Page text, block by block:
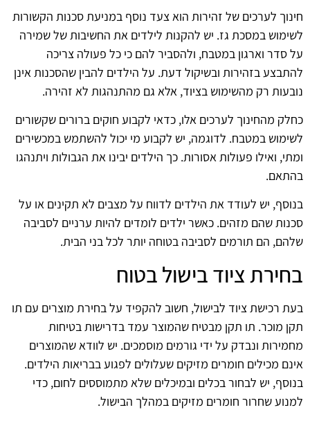
חינוך לערכים של זהירות הוא צעד נוסף במניעת סכנות הקשורות
לשימוש במסכת גז. יש להקנות לילדים את החשיבות של שמירה
על סדר וארגון במטבח, ולהסביר להם כי כל פעולה צריכה
להתבצע בזהירות ובשיקול דעת. על הילדים להבין שהסכנות אינן
נובעות רק מהשימוש בציוד, אלא גם מהתנהגות לא זהירה.
כחלק מהחינוך לערכים אלו, כדאי לקבוע חוקים ברורים שקשורים
לשימוש במטבח. לדוגמה, יש לקבוע מי יכול להשתמש במכשירים
ומתי, ואילו פעולות אסורות. כך הילדים יבינו את הגבולות ויתנהגו
בהתאם.
בנוסף, יש לעודד את הילדים לדווח על מצבים לא תקינים או על
סכנות שהם מזהים. כאשר ילדים לומדים להיות ערניים לסביבה
שלהם, הם תורמים לסביבה בטוחה יותר לכל בני הבית.
בחירת ציוד בישול בטוח
בעת רכישת ציוד לבישול, חשוב להקפיד על בחירת מוצרים עם תו
תקן מוכר. תו תקן מבטיח שהמוצר עמד בדרישות בטיחות
מחמירות ונבדק על ידי גורמים מוסמכים. יש לוודא שהמוצרים
אינם מכילים חומרים מזיקים שעלולים לפגוע בבריאות הילדים.
בנוסף, יש לבחור בכלים ובמיכלים שלא מתמוססים לחום, כדי
למנוע שחרור חומרים מזיקים במהלך הבישול.